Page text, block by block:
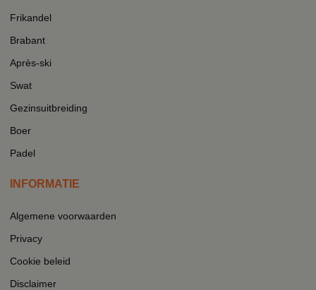
Frikandel
Brabant
Après-ski
Swat
Gezinsuitbreiding
Boer
Padel
INFORMATIE
Algemene voorwaarden
Privacy
Cookie beleid
Disclaimer